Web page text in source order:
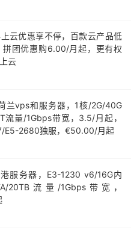
云优惠享不停，百款云产品低
拼团优惠购6.00/月起，更有权
云
兰vps和服务器，1核/2G/40G
流量/1Gbps带宽，3.5/月起，
E5-2680独服，€50.00/月起
服务器，E3-1230 v6/16G内
20TB流量/1Gbps带宽，